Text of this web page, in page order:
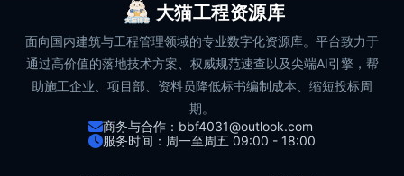
大猫工程资源库
面向国内建筑与工程管理领域的专业数字化资源库。平台致力于
通过高价值的落地技术方案、权威规范速查以及尖端AI引擎，帮
助施工企业、项目部、资料员降低标书编制成本、缩短投标周
期。
商务与合作：bbf4031@outlook.com
服务时间：周一至周五 09:00 - 18:00